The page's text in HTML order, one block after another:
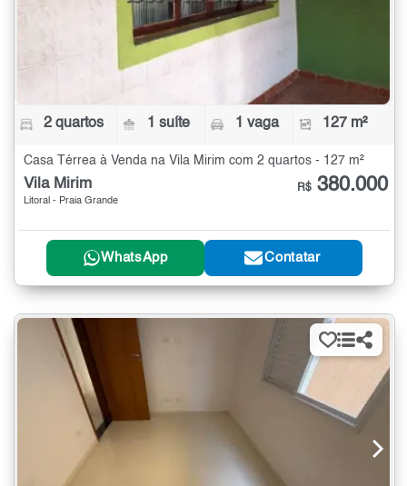
2 quartos 1 suíte 1 vaga 127 m²
Casa Térrea à Venda na Vila Mirim com 2 quartos - 127 m²
Vila Mirim
Litoral - Praia Grande
R$ 380.000
WhatsApp Contatar